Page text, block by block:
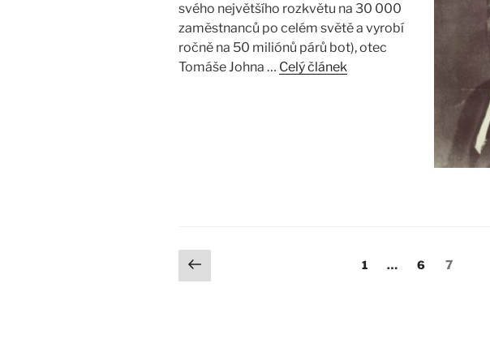
svého největšího rozkvětu na 30 000
zaměstnanců po celém světě a vyrobí
ročně na 50 miliónů párů bot), otec
Tomáše Johna … Celý článek
Stránkování
Předchozí
stránka
Stránka:
1 … Stránka:
6 Stránka:
7